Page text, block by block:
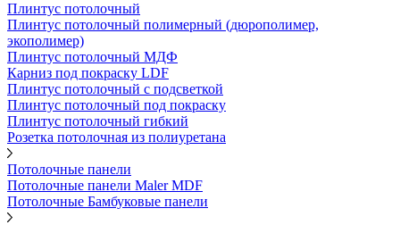
Плинтус потолочный
Плинтус потолочный полимерный (дюрополимер,
экополимер)
Плинтус потолочный МДФ
Карниз под покраску LDF
Плинтус потолочный с подсветкой
Плинтус потолочный под покраску
Плинтус потолочный гибкий
Розетка потолочная из полиуретана
Потолочные панели
Потолочные панели Maler MDF
Потолочные Бамбуковые панели